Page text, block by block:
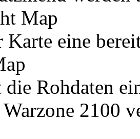
Map
Karte eine
die Rohdaten
2100